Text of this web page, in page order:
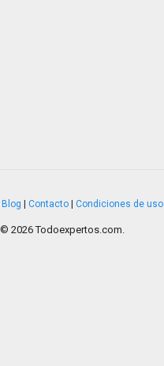
Blog Contacto Condiciones de uso
© 2026 Todoexpertos.com.